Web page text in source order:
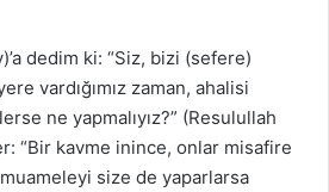
dedim ki: “Siz, bizi (sefere)
vardığımız zaman, ahalisi
ne yapmalıyız?” (Resulullah
“Bir kavme inince, onlar misafire
size de yaparlarsa